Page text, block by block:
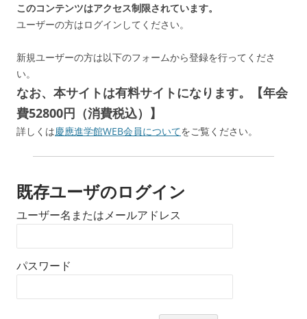
このコンテンツはアクセス制限されています。
ユーザーの方はログインしてください。
新規ユーザーの方は以下のフォームから登録を行ってくださ
い。
なお、本サイトは有料サイトになります。【年会
費52800円（消費税込）】
詳しくは慶應進学館WEB会員についてをご覧ください。
既存ユーザのログイン
ユーザー名またはメールアドレス
パスワード